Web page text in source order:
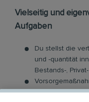
Vielseitig und
Aufgaben
Du stellst die
und -quantität
Bestands-,
und leitest